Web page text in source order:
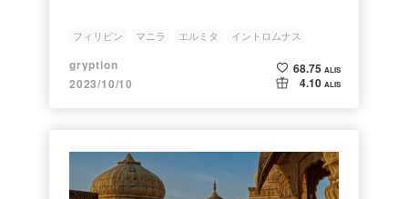
フィリピン マニラ エルミタ イントロムナス
gryption
2023/10/10
68.75 ALIS
4.10 ALIS